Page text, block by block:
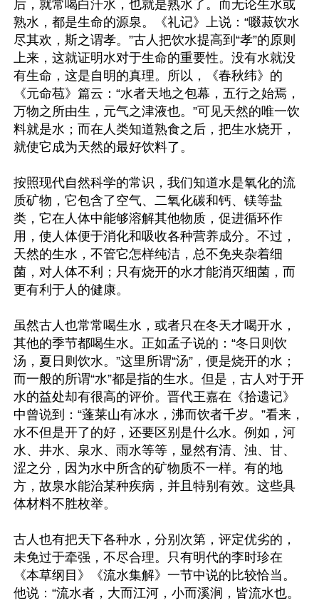
后，就常喝白汗水，也就是熟水了。而无论生水或
熟水，都是生命的源泉。《礼记》上说：“啜菽饮水
尽其欢，斯之谓孝。”古人把饮水提高到“孝”的原则
上来，这就证明水对于生命的重要性。没有水就没
有生命，这是自明的真理。所以，《春秋纬》的
《元命苞》篇云：“水者天地之包幕，五行之始焉，
万物之所由生，元气之津液也。”可见天然的唯一饮
料就是水；而在人类知道熟食之后，把生水烧开，
就使它成为天然的最好饮料了。
按照现代自然科学的常识，我们知道水是氧化的流
质矿物，它包含了空气、二氧化碳和钙、镁等盐
类，它在人体中能够溶解其他物质，促进循环作
用，使人体便于消化和吸收各种营养成分。不过，
天然的生水，不管它怎样纯洁，总不免夹杂着细
菌，对人体不利；只有烧开的水才能消灭细菌，而
更有利于人的健康。
虽然古人也常常喝生水，或者只在冬天才喝开水，
其他的季节都喝生水。正如孟子说的：“冬日则饮
汤，夏日则饮水。”这里所谓“汤”，便是烧开的水；
而一般的所谓“水”都是指的生水。但是，古人对于开
水的益处却有很高的评价。晋代王嘉在《拾遗记》
中曾说到：“蓬莱山有冰水，沸而饮者千岁。”看来，
水不但是开了的好，还要区别是什么水。例如，河
水、井水、泉水、雨水等等，显然有清、浊、甘、
涩之分，因为水中所含的矿物质不一样。有的地
方，故泉水能治某种疾病，并且特别有效。这些具
体材料不胜枚举。
古人也有把天下各种水，分别次第，评定优劣的，
未免过于牵强，不尽合理。只有明代的李时珍在
《本草纲目》《流水集解》一节中说的比较恰当。
他说：“流水者，大而江河，小而溪涧，皆流水也。